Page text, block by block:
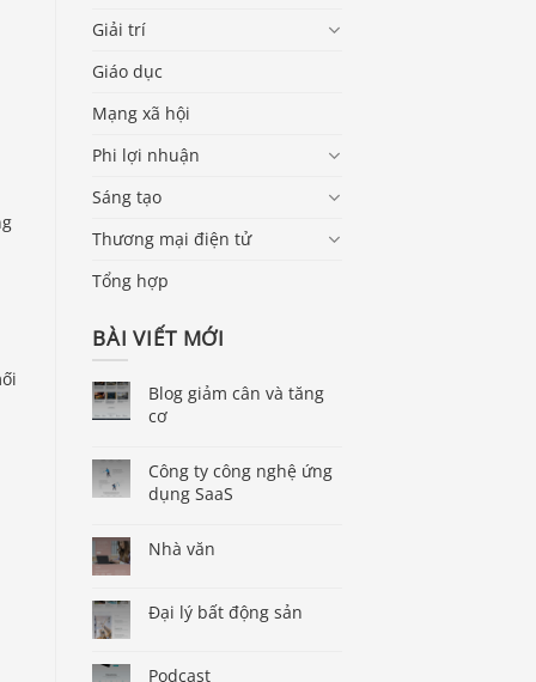
Giải trí
Giáo dục
Mạng xã hội
Phi lợi nhuận
Sáng tạo
Thương mại điện tử
Tổng hợp
BÀI VIẾT MỚI
Blog giảm cân và tăng
cơ
Công ty công nghệ ứng
dụng SaaS
Nhà văn
Đại lý bất động sản
Podcast